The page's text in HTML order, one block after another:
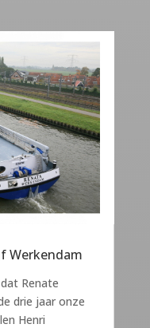
Werkendam
Renate
drie jaar onze
Henri